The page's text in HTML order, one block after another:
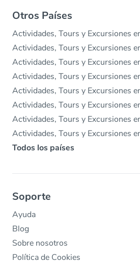
Otros Países
Actividades, Tours y Excursiones
Actividades, Tours y Excursiones
Actividades, Tours y Excursiones
Actividades, Tours y Excursiones
Actividades, Tours y Excursiones
Actividades, Tours y Excursiones
Actividades, Tours y Excursiones
Actividades, Tours y Excursiones
Todos los países
Soporte
Ayuda
Blog
Sobre nosotros
Política de Cookies